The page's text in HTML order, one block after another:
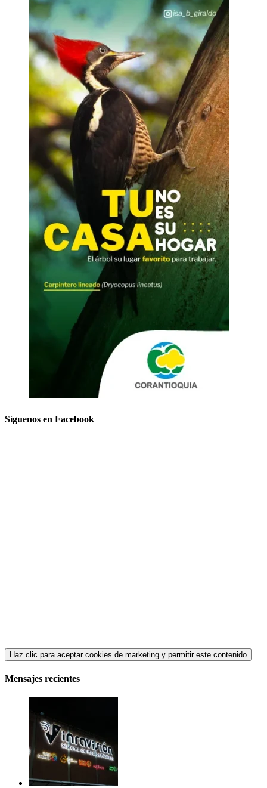
Síguenos en Facebook
Haz clic para aceptar cookies de marketing y permitir este contenido
Mensajes recientes